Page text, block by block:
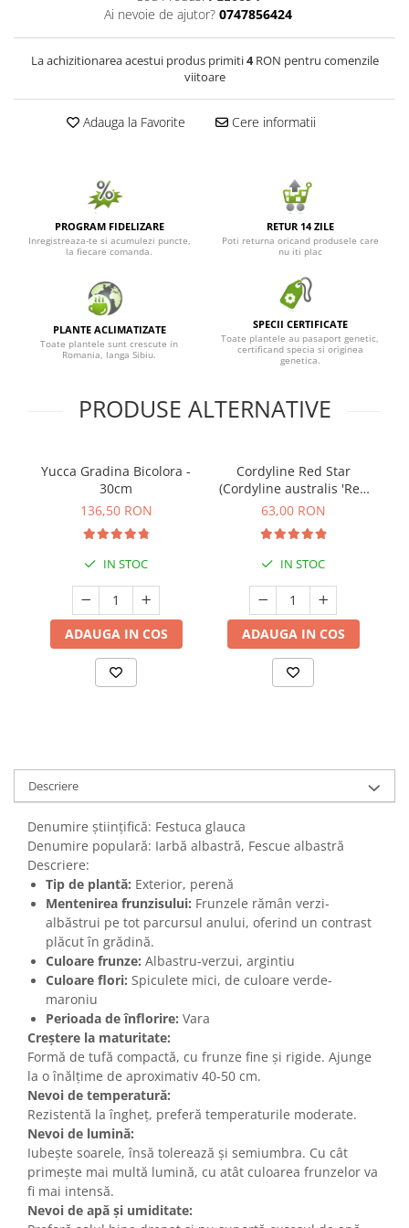
Seminte de Ierburi
Seminte de Legume/Fructe
Ai nevoie de ajutor? 0747856424
La achizitionarea acestui produs primiti4RON pentru comenzile
viitoare
Adauga la Favorite Cere informatii
PROGRAM FIDELIZARE
Inregistreaza-te si acumulezi puncte,
la fiecare comanda.
RETUR 14 ZILE
Poti returna oricand produsele care
nu iti plac
PLANTE ACLIMATIZATE
Toate plantele sunt crescute in
Romania, langa Sibiu.
SPECII CERTIFICATE
Toate plantele au pasaport genetic,
certificand specia si originea
genetica.
PRODUSE ALTERNATIVE
Yucca Gradina Bicolora -
30cm
136,50 RON
IN STOC
ADAUGA IN COS
Cordyline Red Star
(Cordyline australis 'Red
Star') - 50cm
63,00 RON
IN STOC
ADAUGA IN COS
Descriere
Denumire științifică: Festuca glauca
Denumire populară: Iarbă albastră, Fescue albastră
Descriere:
Tip de plantă: Exterior, perenă
Mentenirea frunzisului: Frunzele rămân verzi-
albăstrui pe tot parcursul anului, oferind un contrast
plăcut în grădină.
Culoare frunze: Albastru-verzui, argintiu
Culoare flori: Spiculete mici, de culoare verde-
maroniu
Perioada de înflorire: Vara
Creștere la maturitate:
Formă de tufă compactă, cu frunze fine și rigide. Ajunge
la o înălțime de aproximativ 40-50 cm.
Nevoi de temperatură:
Rezistentă la îngheț, preferă temperaturile moderate.
Nevoi de lumină:
Iubește soarele, însă tolerează și semiumbra. Cu cât
primește mai multă lumină, cu atât culoarea frunzelor va
fi mai intensă.
Nevoi de apă și umiditate: